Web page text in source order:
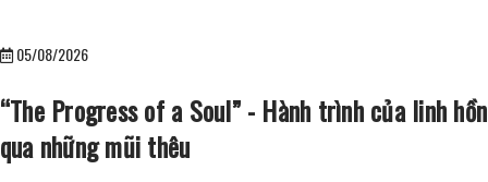
05/08/2026
“The Progress of a Soul” - Hành trình của linh hồn
qua những mũi thêu